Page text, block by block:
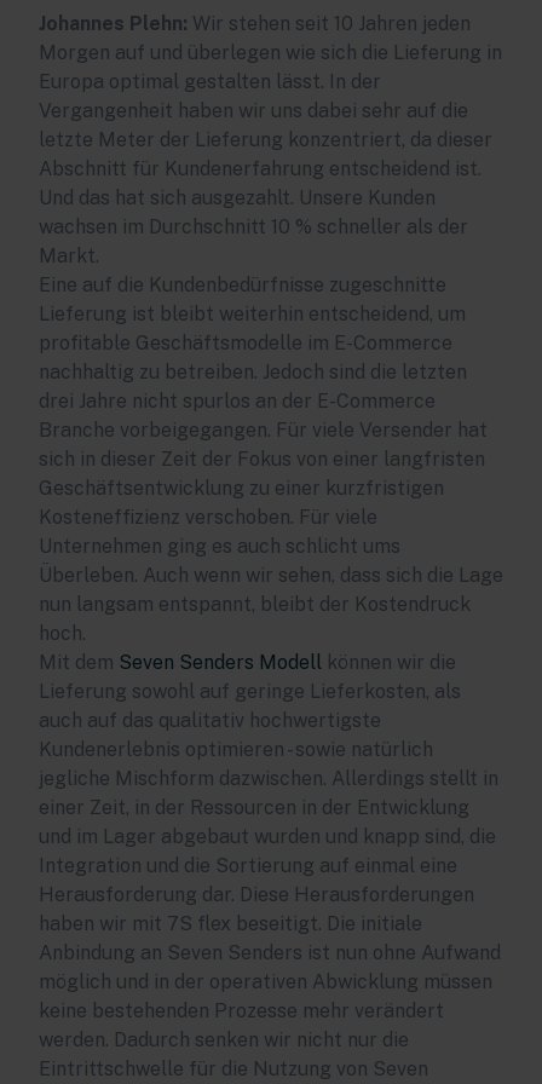
Johannes Plehn: Wir stehen seit 10 Jahren jeden
Morgen auf und überlegen wie sich die Lieferung in
Europa optimal gestalten lässt. In der
Vergangenheit haben wir uns dabei sehr auf die
letzte Meter der Lieferung konzentriert, da dieser
Abschnitt für Kundenerfahrung entscheidend ist.
Und das hat sich ausgezahlt. Unsere Kunden
wachsen im Durchschnitt 10 % schneller als der
Markt.
Eine auf die Kundenbedürfnisse zugeschnitte
Lieferung ist bleibt weiterhin entscheidend, um
profitable Geschäftsmodelle im E-Commerce
nachhaltig zu betreiben. Jedoch sind die letzten
drei Jahre nicht spurlos an der E-Commerce
Branche vorbeigegangen. Für viele Versender hat
sich in dieser Zeit der Fokus von einer langfristen
Geschäftsentwicklung zu einer kurzfristigen
Kosteneffizienz verschoben. Für viele
Unternehmen ging es auch schlicht ums
Überleben. Auch wenn wir sehen, dass sich die Lage
nun langsam entspannt, bleibt der Kostendruck
hoch.
Mit dem Seven Senders Modell können wir die
Lieferung sowohl auf geringe Lieferkosten, als
auch auf das qualitativ hochwertigste
Kundenerlebnis optimieren - sowie natürlich
jegliche Mischform dazwischen. Allerdings stellt in
einer Zeit, in der Ressourcen in der Entwicklung
und im Lager abgebaut wurden und knapp sind, die
Integration und die Sortierung auf einmal eine
Herausforderung dar. Diese Herausforderungen
haben wir mit 7S flex beseitigt. Die initiale
Anbindung an Seven Senders ist nun ohne Aufwand
möglich und in der operativen Abwicklung müssen
keine bestehenden Prozesse mehr verändert
werden. Dadurch senken wir nicht nur die
Eintrittschwelle für die Nutzung von Seven